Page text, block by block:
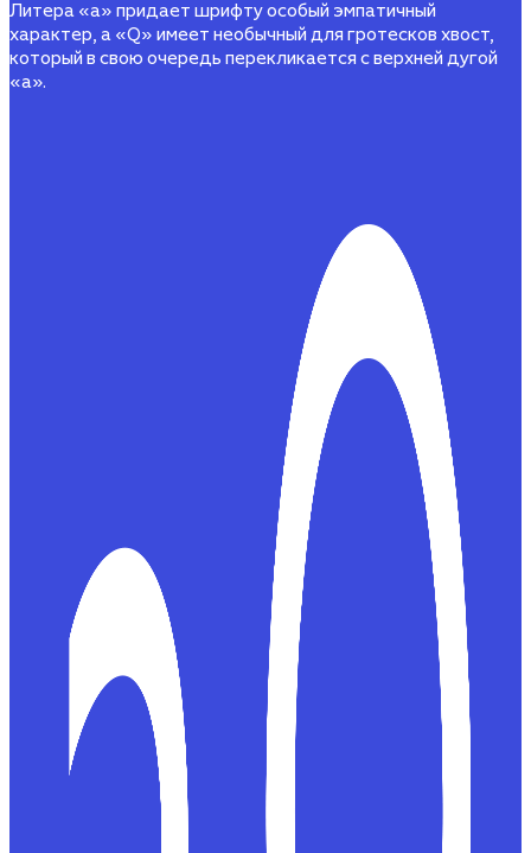
Литера «а» придает шрифту особый эмпатичный
характер, а «Q» имеет необычный для гротесков хвост,
который в свою очередь перекликается с верхней дугой
«а».